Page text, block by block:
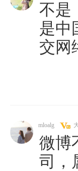
不是
是中
交网
mloalg
微博
司，